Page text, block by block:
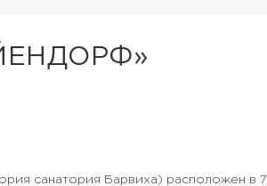
санатория Барвиха) расположен в 7